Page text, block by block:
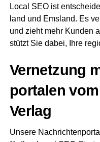
Local SEO ist
land und Ems­land. Es
und zieht mehr Kun­den
stützt Sie dabei, Ihre
Ver­net­zung
por­ta­len
Verlag
Unse­re